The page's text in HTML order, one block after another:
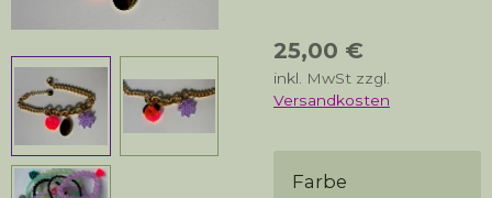
25,00 €
inkl. MwSt zzgl.
Versandkosten
Farbe